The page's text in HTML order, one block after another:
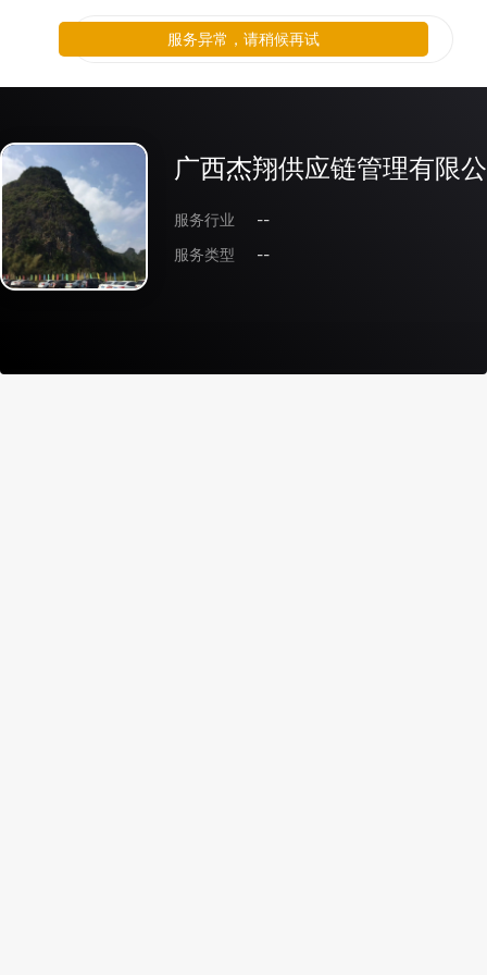
广西杰翔供应链管理有限
服务行业
--
服务类型
--
服务异常，请稍候再试